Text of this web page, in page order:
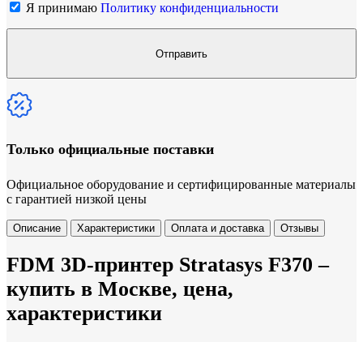
Я принимаю Политику конфиденциальности
Только официальные поставки
Официальное оборудование и сертифицированные материалы
с гарантией низкой цены
Описание Характеристики Оплата и доставка Отзывы
FDM 3D-принтер Stratasys F370 –
купить в Москве, цена,
характеристики